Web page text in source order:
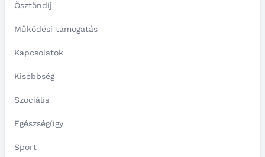
Ösztöndíj
Működési támogatás
Kapcsolatok
Kisebbség
Szociális
Egészségügy
Sport